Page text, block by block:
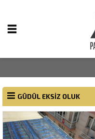
GÜDÜL EKSIZ OLUK